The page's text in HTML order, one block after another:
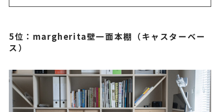
5位：margherita壁一面本棚（キャスターベー
ス）